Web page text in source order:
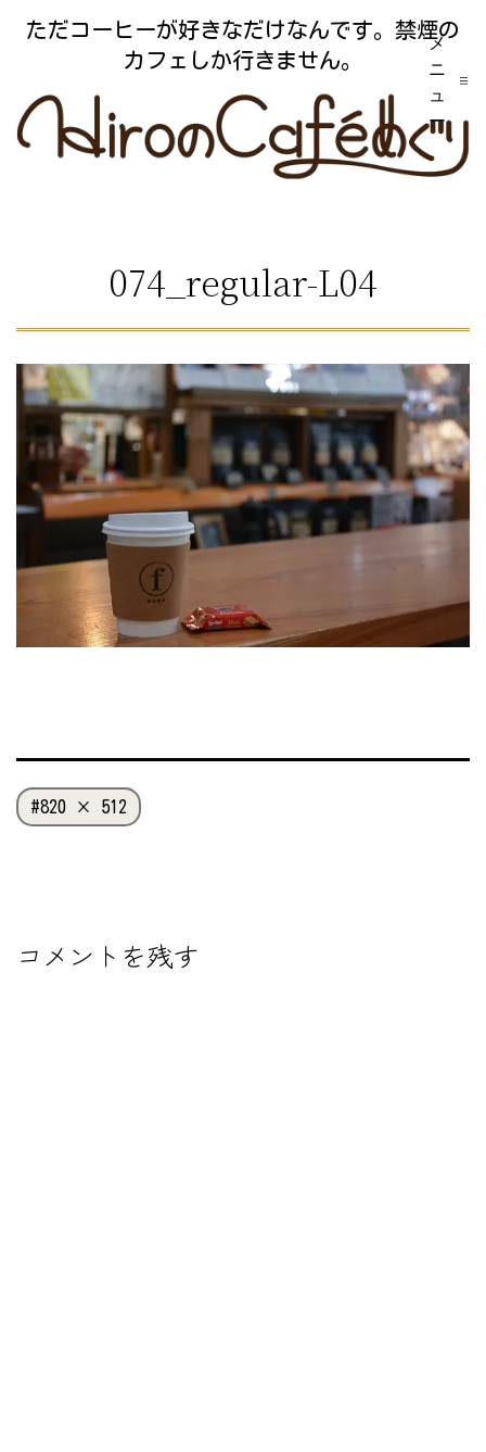
ン
ただコーヒーが好きなだけなんです。禁煙の
カフェしか行きません。
メ
ニ
ュ
ー
074_regular-L04
フ
ル
820 × 512
コメントを残す